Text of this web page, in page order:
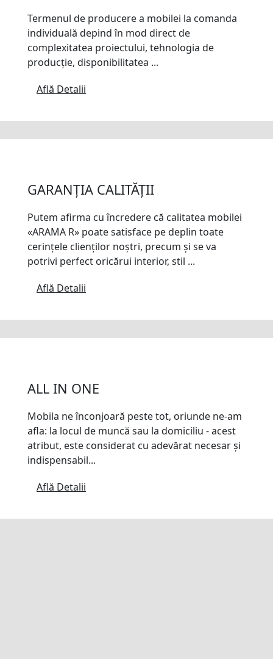
Termenul de producere a mobilei la comanda
individuală depind în mod direct de
complexitatea proiectului, tehnologia de
producție, disponibilitatea ...
Află Detalii
GARANȚIA CALITĂȚII
Putem afirma cu încredere că calitatea mobilei
«ARAMA R» poate satisface pe deplin toate
cerințele clienților noștri, precum și se va
potrivi perfect oricărui interior, stil ...
Află Detalii
ALL IN ONE
Mobila ne înconjoară peste tot, oriunde ne-am
afla: la locul de muncă sau la domiciliu - acest
atribut, este considerat cu adevărat necesar și
indispensabil...
Află Detalii